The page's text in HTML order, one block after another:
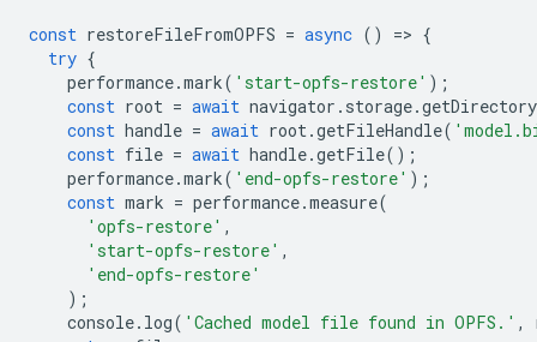
const restoreFileFromOPFS = async () => {
try {
performance.mark( 'start-opfs-restore' );
const root = await navigator . storage.getDirectory
const handle = await root.getFileHandle(
const file = await handle.getFile();
performance.mark( 'end-opfs-restore' );
const mark = performance.measure(
'opfs-restore' ,
'start-opfs-restore' ,
'end-opfs-restore'
);
console. log( 'Cached model file found in OPFS.' ,